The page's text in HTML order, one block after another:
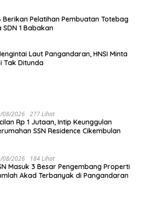
Berikan Pelatihan Pembuatan Totebag
1 Babakan
Laut Pangandaran, HNSI Minta
Tak Ditunda
08/2026 277 Lihat
Rp 1 Jutaan, Intip Keunggulan
SSN Residence Cikembulan
08/2026 184 Lihat
Masuk 3 Besar Pengembang Properti
Akad Terbanyak di Pangandaran